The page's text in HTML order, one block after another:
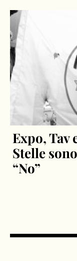
Expo,
Stelle
“No”